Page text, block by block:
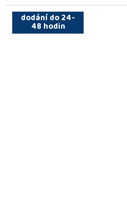
dodání do 24-
48 hodin